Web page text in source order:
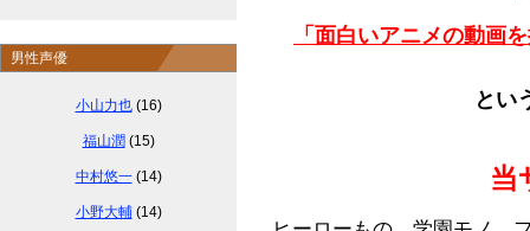
「面白いアニメの動画
とい
当
男性声優
小山力也(16)
福山潤 (15)
中村悠一(14)
小野大輔(14)